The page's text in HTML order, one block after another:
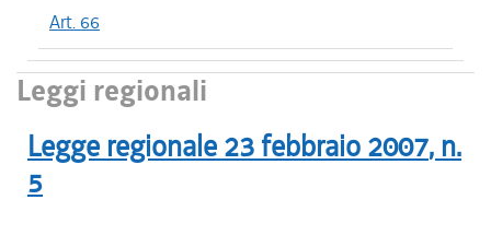
Art. 66
Leggi regionali
Legge regionale 23 febbraio 2007, n.
5